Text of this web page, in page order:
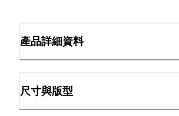
產品詳細資料
尺寸與版型